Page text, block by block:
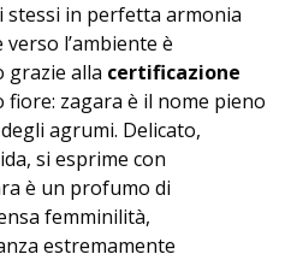
stessi in perfetta armonia
l’ambiente è
grazie alla certificazione
fiore: zagara è il nome pieno
agrumi. Delicato,
si esprime con
è un profumo di
femminilità,
estremamente